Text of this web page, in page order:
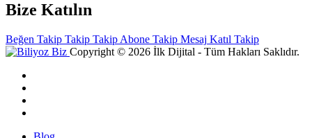
Bize Katılın
Beğen Takip Takip Takip Abone Takip Mesaj Katıl Takip
Copyright © 2026 İlk Dijital - Tüm Hakları Saklıdır.